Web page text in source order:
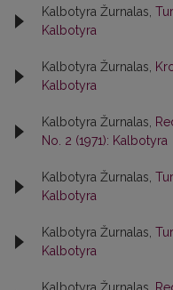
Kalbotyra Žurnalas,
Kalbotyra
Kalbotyra Žurnalas,
Kalbotyra
Kalbotyra Žurnalas,
No. 2 (1971): Kalbotyra
Kalbotyra Žurnalas,
Kalbotyra
Kalbotyra Žurnalas,
Kalbotyra